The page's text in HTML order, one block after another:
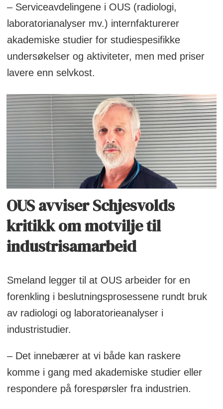
– Serviceavdelingene i OUS (radiologi,
laboratorianalyser mv.) internfakturerer
akademiske studier for studiespesifikke
undersøkelser og aktiviteter, men med priser
lavere enn selvkost.
OUS avviser Schjesvolds
kritikk om motvilje til
industrisamarbeid
Smeland legger til at OUS arbeider for en
forenkling i beslutningsprosessene rundt bruk
av radiologi og laboratorieanalyser i
industristudier.
– Det innebærer at vi både kan raskere
komme i gang med akademiske studier eller
respondere på forespørsler fra industrien.